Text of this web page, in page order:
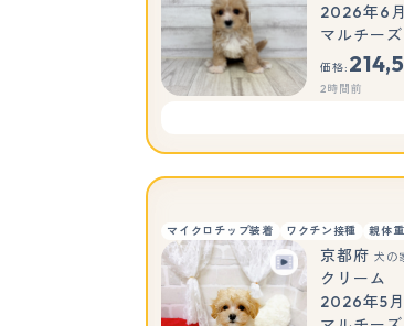
2026年6
マルチー
価格:
2時間前
マイクロチップ装着 ワクチン接種 親体
京都府 犬の
クリーム
2026年5月